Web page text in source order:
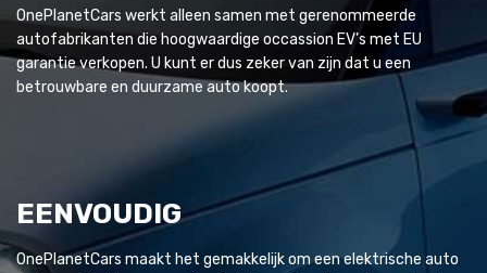
OnePlanetCars werkt alleen samen met gerenommeerde
autofabrikanten die hoogwaardige occassion EV’s met EU
garantie verkopen. U kunt er dus zeker van zijn dat u een
betrouwbare en duurzame auto koopt.
EENVOUDIG
OnePlanetCars maakt het gemakkelijk om een elektrische auto